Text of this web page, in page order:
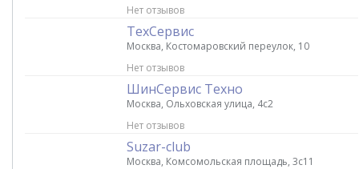
Нет отзывов
ТехСервис
Москва, Костомаровский переулок, 10
Нет отзывов
ШинСервис Техно
Москва, Ольховская улица, 4с2
Нет отзывов
Suzar-club
Москва, Комсомольская площадь, 3с11